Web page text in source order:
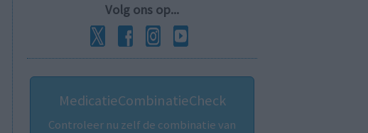
Volg ons op...
MedicatieCombinatieCheck
Controleer nu zelf de combinatie van